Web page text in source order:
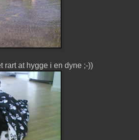
rart at hygge i en dyne ;-))